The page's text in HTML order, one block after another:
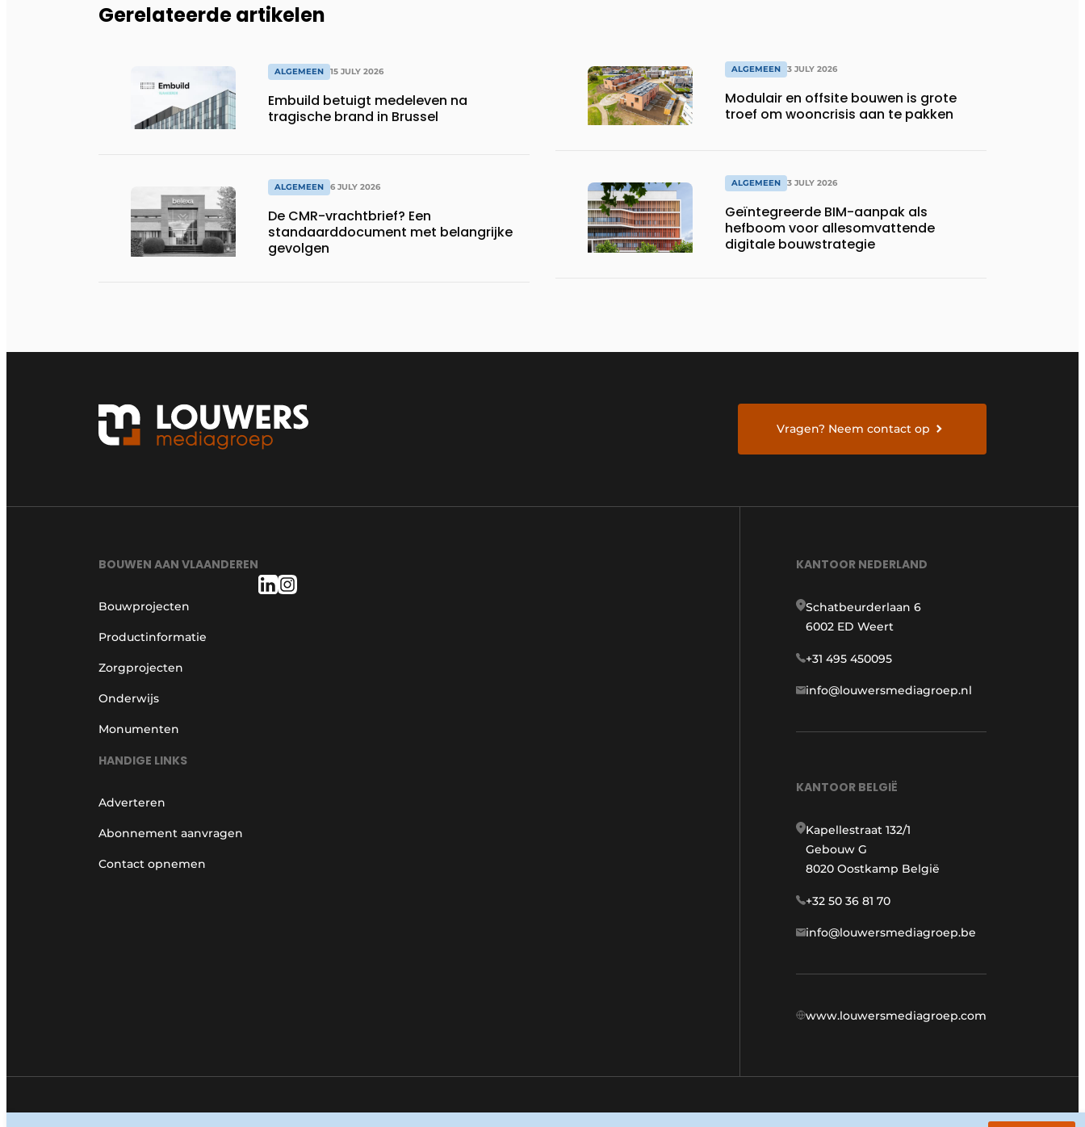
Gerelateerde artikelen
ALGEMEEN 15 JULY 2026
Embuild betuigt medeleven na
tragische brand in Brussel
ALGEMEEN 6 JULY 2026
De CMR-vrachtbrief? Een
standaarddocument met belangrijke
gevolgen
ALGEMEEN 3 JULY 2026
Modulair en offsite bouwen is grote
troef om wooncrisis aan te pakken
ALGEMEEN 3 JULY 2026
Geïntegreerde BIM-aanpak als
hefboom voor allesomvattende
digitale bouwstrategie
Vragen? Neem contact op
BOUWEN AAN VLAANDEREN
Bouwprojecten
Productinformatie
Zorgprojecten
Onderwijs
Monumenten
HANDIGE LINKS
Adverteren
Abonnement aanvragen
Contact opnemen
KANTOOR NEDERLAND
Schatbeurderlaan 6
6002 ED Weert
+31 495 450095
info@louwersmediagroep.nl
KANTOOR BELGIË
Kapellestraat 132/1
Gebouw G
8020 Oostkamp België
+32 50 36 81 70
info@louwersmediagroep.be
www.louwersmediagroep.com
© 1987 - 2026 Louwersmediagroep. Algemene voorwaarden Privacy policy